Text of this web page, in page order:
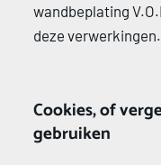
wandbeplating
deze verwerkingen.
Cookies, of
gebruiken